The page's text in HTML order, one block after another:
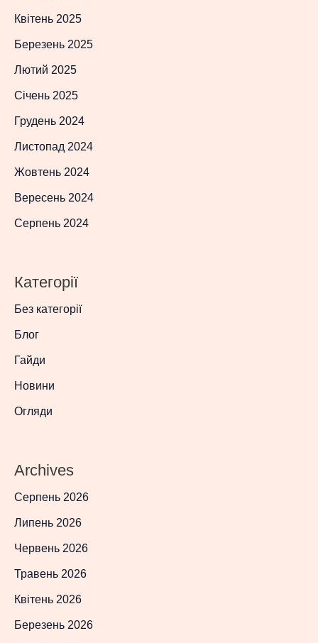
Квітень 2025
Березень 2025
Лютий 2025
Січень 2025
Грудень 2024
Листопад 2024
Жовтень 2024
Вересень 2024
Серпень 2024
Категорії
Без категорії
Блог
Гайди
Новини
Огляди
Archives
Серпень 2026
Липень 2026
Червень 2026
Травень 2026
Квітень 2026
Березень 2026